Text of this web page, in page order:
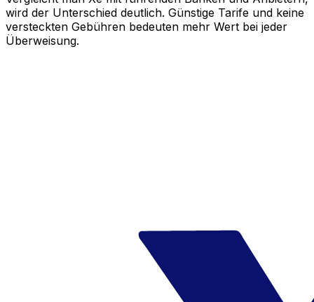
wird der Unterschied deutlich. Günstige Tarife und keine
versteckten Gebühren bedeuten mehr Wert bei jeder
Überweisung.